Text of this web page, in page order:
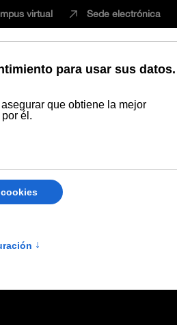
virtual Sede electrónica
EstudiarInnovaciónVida universitaria